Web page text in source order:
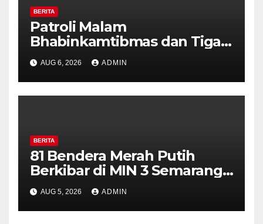
BERITA
Patroli Malam
Bhabinkamtibmas dan Tiga
Pilar Kelurahan Ungaran
Perkuat Kamtibmas, Warga
Diajak Aktifkan Ronda
AUG 6, 2026 ADMIN
BERITA
81 Bendera Merah Putih
Berkibar di MIN 3 Semarang,
Bhabinkamtibmas Desa
Timpik Hadiri Peringatan
HUT ke-81 Kemerdekaan RI
AUG 5, 2026 ADMIN